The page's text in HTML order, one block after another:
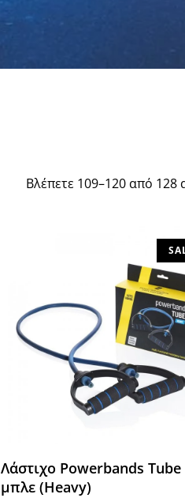
Βλέπετε 109–120 από 128
Λάστιχο Powerbands Tube
μπλε (Heavy)